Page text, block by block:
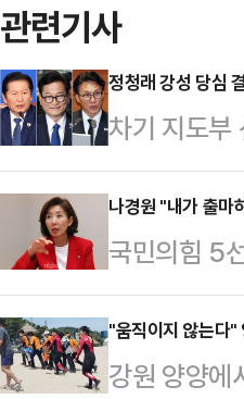
관련기사
정청래 강성 당심
차기 지도부
가 '보완수
6·3 지방선
지를 보이면
대 가능성도
성 지지층을
모인 딴지일
나경원 "내가 출마
국민의힘 5
당장 재선거
출마하고 싶
가치조차 느
"움직이지 않는다
강원 양양에